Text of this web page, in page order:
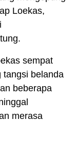
Loekas,
sempat
tangsi belanda
beberapa
merasa